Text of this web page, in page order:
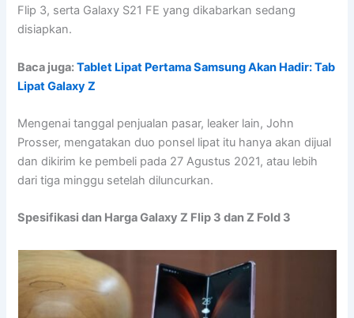
Flip 3, serta Galaxy S21 FE yang dikabarkan sedang
disiapkan.
Baca juga:Tablet Lipat Pertama Samsung Akan Hadir: Tab
Lipat Galaxy Z
Mengenai tanggal penjualan pasar, leaker lain, John
Prosser, mengatakan duo ponsel lipat itu hanya akan dijual
dan dikirim ke pembeli pada 27 Agustus 2021, atau lebih
dari tiga minggu setelah diluncurkan.
Spesifikasi dan Harga Galaxy Z Flip 3 dan Z Fold 3